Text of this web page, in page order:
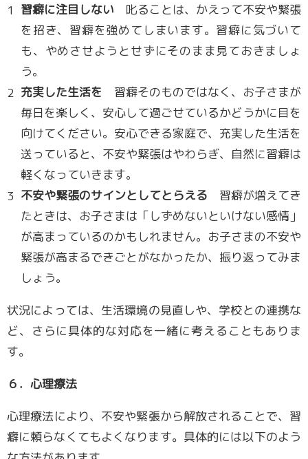
習癖に注目しない 叱ることは、かえって不安や緊張
を招き、習癖を強めてしまいます。習癖に気づいて
も、やめさせようとせずにそのまま見ておきましょ
う。
充実した生活を 習癖そのものではなく、お子さまが
毎日を楽しく、安心して過ごせているかどうかに目を
向けてください。安心できる家庭で、充実した生活を
送っていると、不安や緊張はやわらぎ、自然に習癖は
軽くなっていきます。
不安や緊張のサインとしてとらえる 習癖が増えてき
たときは、お子さまは「しずめないといけない感情」
が高まっているのかもしれません。お子さまの不安や
緊張が高まるできごとがなかったか、振り返ってみま
しょう。
状況によっては、生活環境の見直しや、学校との連携な
ど、さらに具体的な対応を一緒に考えることもありま
す。
６．心理療法
心理療法により、不安や緊張から解放されることで、習
癖に頼らなくてもよくなります。具体的には以下のよう